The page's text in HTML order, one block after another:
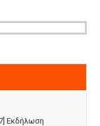
Εκδήλωση